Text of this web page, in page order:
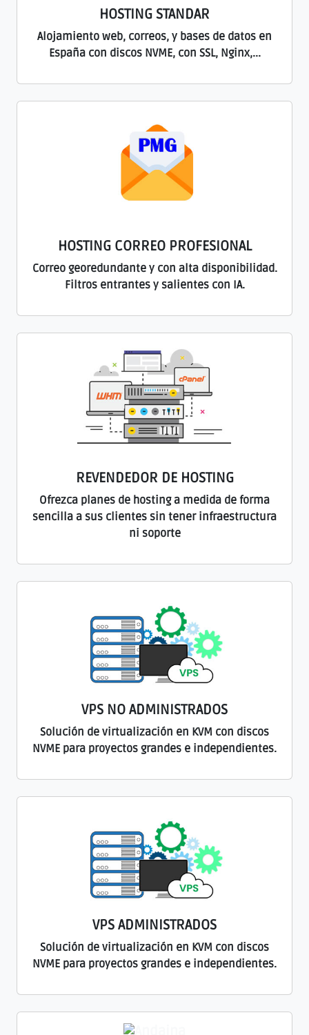
HOSTING STANDAR
Alojamiento web, correos, y bases de datos en
España con discos NVME, con SSL, Nginx,...
HOSTING CORREO PROFESIONAL
Correo georedundante y con alta disponibilidad.
Filtros entrantes y salientes con IA.
REVENDEDOR DE HOSTING
Ofrezca planes de hosting a medida de forma
sencilla a sus clientes sin tener infraestructura
ni soporte
VPS NO ADMINISTRADOS
Solución de virtualización en KVM con discos
NVME para proyectos grandes e independientes.
VPS ADMINISTRADOS
Solución de virtualización en KVM con discos
NVME para proyectos grandes e independientes.